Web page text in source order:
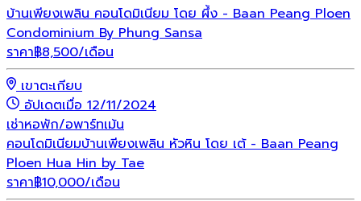
บ้านเพียงเพลิน คอนโดมิเนียม โดย ผึ้ง - Baan Peang Ploen
Condominium By Phung Sansa
ราคา฿8,500/เดือน
เขาตะเกียบ
อัปเดตเมื่อ 12/11/2024
เช่าหอพัก/อพาร์ทเม้น
คอนโดมิเนียมบ้านเพียงเพลิน หัวหิน โดย เต้ - Baan Peang
Ploen Hua Hin by Tae
ราคา฿10,000/เดือน